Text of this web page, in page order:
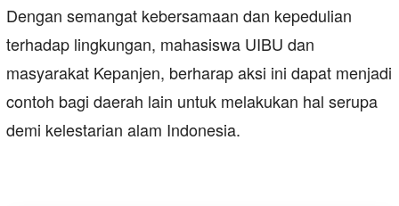
Dengan semangat kebersamaan dan kepedulian
terhadap lingkungan, mahasiswa UIBU dan
masyarakat Kepanjen, berharap aksi ini dapat menjadi
contoh bagi daerah lain untuk melakukan hal serupa
demi kelestarian alam Indonesia.